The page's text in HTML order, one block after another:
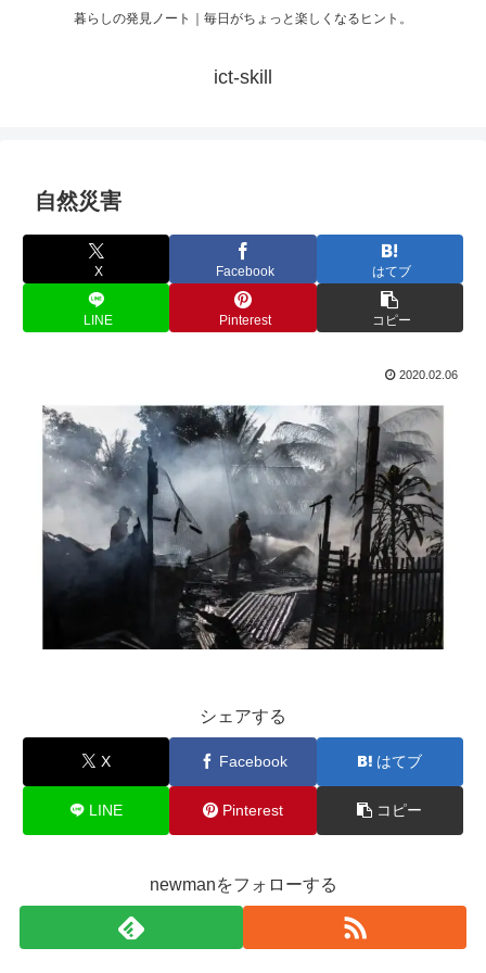
暮らしの発見ノート｜毎日がちょっと楽しくなるヒント。
ict-skill
自然災害
X Facebook はてブ
LINE Pinterest コピー
2020.02.06
シェアする
X Facebook はてブ
LINE Pinterest コピー
newmanをフォローする